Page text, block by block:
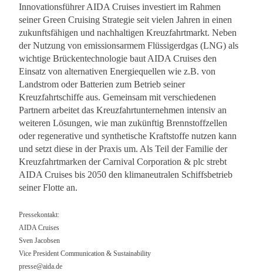
Innovationsführer AIDA Cruises investiert im Rahmen
seiner Green Cruising Strategie seit vielen Jahren in einen
zukunftsfähigen und nachhaltigen Kreuzfahrtmarkt. Neben
der Nutzung von emissionsarmem Flüssigerdgas (LNG) als
wichtige Brückentechnologie baut AIDA Cruises den
Einsatz von alternativen Energiequellen wie z.B. von
Landstrom oder Batterien zum Betrieb seiner
Kreuzfahrtschiffe aus. Gemeinsam mit verschiedenen
Partnern arbeitet das Kreuzfahrtunternehmen intensiv an
weiteren Lösungen, wie man zukünftig Brennstoffzellen
oder regenerative und synthetische Kraftstoffe nutzen kann
und setzt diese in der Praxis um. Als Teil der Familie der
Kreuzfahrtmarken der Carnival Corporation & plc strebt
AIDA Cruises bis 2050 den klimaneutralen Schiffsbetrieb
seiner Flotte an.
Pressekontakt:
AIDA Cruises
Sven Jacobsen
Vice President Communication & Sustainability
presse@aida.de